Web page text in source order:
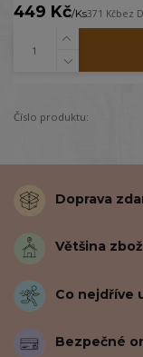
449 Kč/Ks371 Kčbez
Číslo produktu:
Doprava
Většina
Co nejdříve
Bezpečné